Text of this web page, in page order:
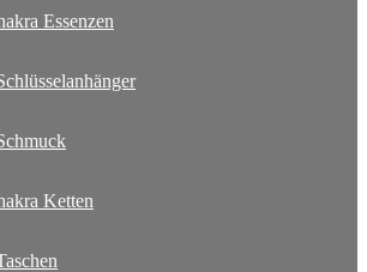
Essenzen
Ketten